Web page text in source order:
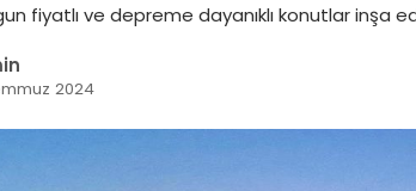
fiyatlı ve depreme dayanıklı konutlar inşa
2024